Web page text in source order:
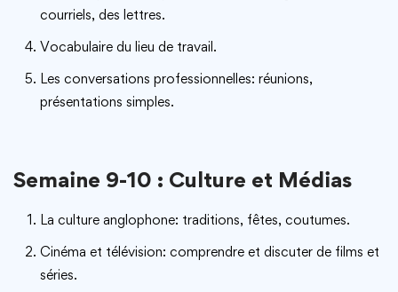
courriels, des lettres.
Vocabulaire du lieu de travail.
Les conversations professionnelles: réunions,
présentations simples.
Semaine 9-10 : Culture et Médias
La culture anglophone: traditions, fêtes, coutumes.
Cinéma et télévision: comprendre et discuter de films et
séries.